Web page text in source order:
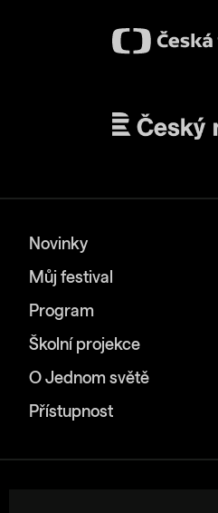
Novinky
Můj festival
Program
Školní projekce
O Jednom světě
Přístupnost